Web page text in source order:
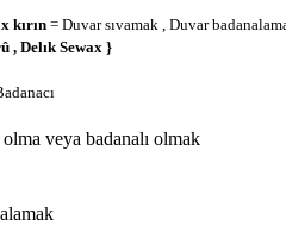
kırın= Duvar sıvamak , Duvar
, Delık Sewax }
olma veya badanalı olmak